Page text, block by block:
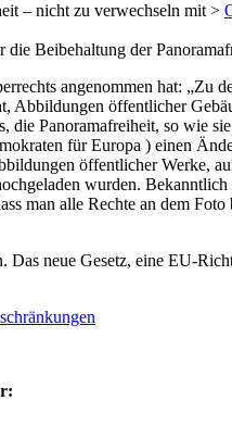
– nicht zu verwechseln mit >
Beibehaltung der
angenommen hat: „Zu
Abbildungen öffentlicher
die Panoramafreiheit, so wie
für Europa ) einen
öffentlicher Werke,
wurden.
man alle Rechte an dem
Das neue Gesetz, eine EU-